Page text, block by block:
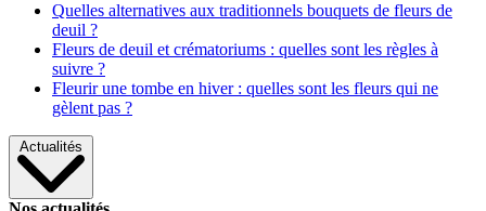
Quelles alternatives aux traditionnels bouquets de fleurs de
deuil ?
Fleurs de deuil et crématoriums : quelles sont les règles à
suivre ?
Fleurir une tombe en hiver : quelles sont les fleurs qui ne
gèlent pas ?
Actualités